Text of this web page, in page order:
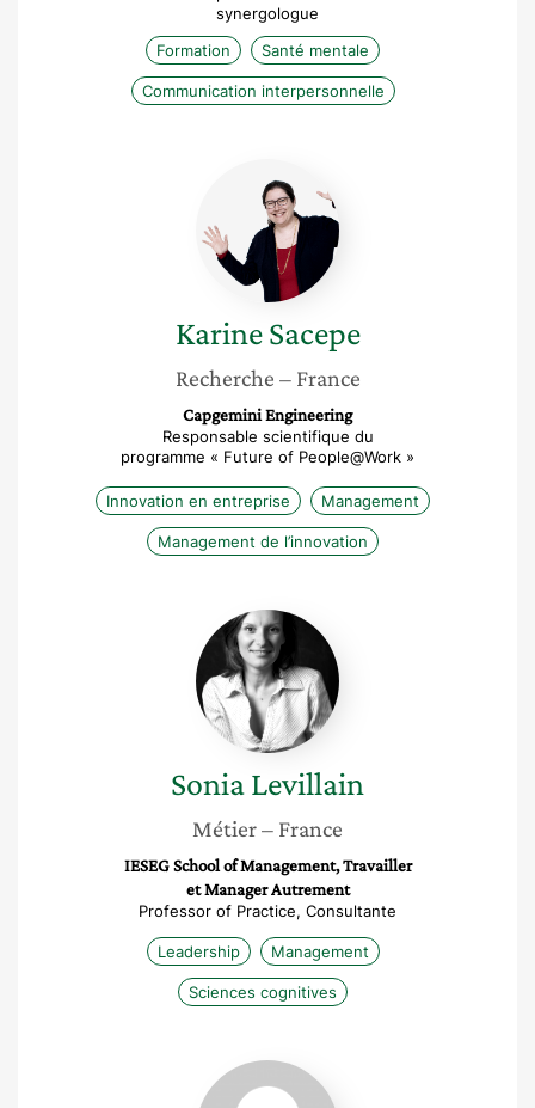
synergologue
Formation
Santé mentale
Communication interpersonnelle
Sacepe
Karine Sacepe
Recherche – France
Capgemini Engineering
Responsable scientifique du
programme « Future of People@Work »
Innovation en entreprise Management
Management de l’innovation
Sonia
Levillain
SoniaLevillain
Métier– France
IESEG School of Management, Travailler
et Manager Autrement
Professor of Practice, Consultante
Leadership Management
Sciences cognitives
Carole
Bigot